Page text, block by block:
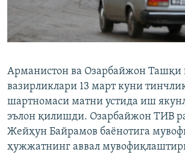
Арманистон ва Озарбайжон Ташқи
вазирликлари 13 март куни
шартномаси матни устида иш
эълон қилишди. Озарбайжон ТИВ
Жейҳун Байрамов баёнотига
ҳужжатнинг аввал